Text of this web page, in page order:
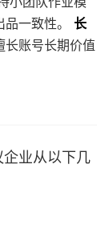
一致性。 长
长账号长期价值
业从以下几